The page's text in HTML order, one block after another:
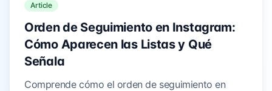
Article
Orden de Seguimiento en Instagram:
Cómo Aparecen las Listas y Qué
Señala
Comprende cómo el orden de seguimiento en